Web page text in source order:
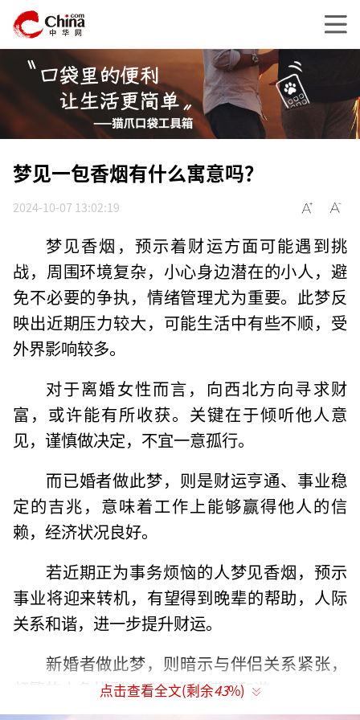
梦见一包香烟有什么寓意吗？
2024-10-07 13:02:19
梦见香烟，预示着财运方面可能遇到挑
战，周围环境复杂，小心身边潜在的小人，避
免不必要的争执，情绪管理尤为重要。此梦反
映出近期压力较大，可能生活中有些不顺，受
外界影响较多。
对于离婚女性而言，向西北方向寻求财
富，或许能有所收获。关键在于倾听他人意
见，谨慎做决定，不宜一意孤行。
而已婚者做此梦，则是财运亨通、事业稳
定的吉兆，意味着工作上能够赢得他人的信
赖，经济状况良好。
若近期正为事务烦恼的人梦见香烟，预示
事业将迎来转机，有望得到晚辈的帮助，人际
关系和谐，进一步提升财运。
新婚者做此梦，则暗示与伴侣关系紧张，
频繁的小争执影响了双方的情感和谐。
点击查看全文(剩余43%)